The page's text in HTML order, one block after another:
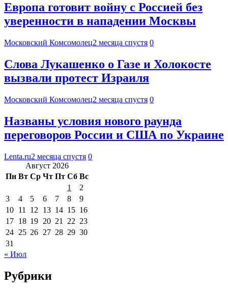
Европа готовит войну с Россией без
уверенности в нападении Москвы
Московский Комсомолец2 месяца спустя 0
Слова Лукашенко о Газе и Холокосте
вызвали протест Израиля
Московский Комсомолец2 месяца спустя 0
Названы условия нового раунда
переговоров России и США по Украине
Lenta.ru2 месяца спустя 0
Август 2026
Пн Вт Ср Чт Пт Сб Вс
1
2
3
4 5 6 7 8
9
10 11 12 13 14 15 16
17 18 19 20 21 22 23
24 25 26 27 28 29 30
31
« Июл
Рубрики